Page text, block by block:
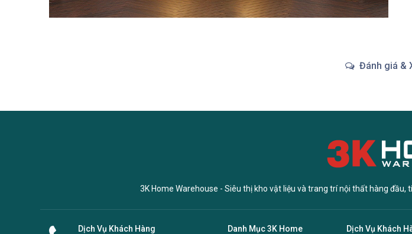
Đánh giá &
3K Home Warehouse - Siêu thị kho vật liệu và trang trí nội thất hàng
Dịch Vụ Khách Hàng Danh Mục 3K Home Dịch Vụ Khách